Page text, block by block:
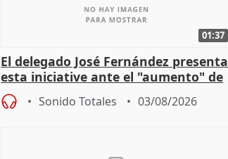
01:37
El delegado José Fernández presenta
esta iniciative ante el "aumento" de
personas sin hogar en Madri
Sonido Totales 03/08/2026